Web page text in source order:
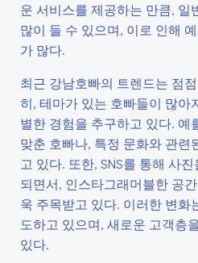
운 서비스를 제공하는 만큼, 일
많이 들 수 있으며, 이로 인해
가 많다.
최근 강남호빠의 트렌드는 점
히, 테마가 있는 호빠들이 많아
별한 경험을 추구하고 있다. 예
맞춘 호빠나, 특정 문화와 관련
고 있다. 또한, SNS를 통해 사
되면서, 인스타그래머블한 공
욱 주목받고 있다. 이러한 변화
도하고 있으며, 새로운 고객층
있다.